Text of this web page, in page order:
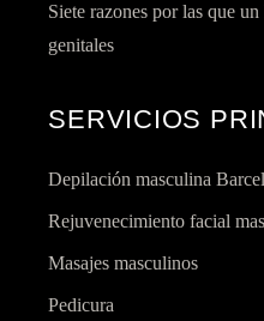
Siete razones por las que
genitales
SERVICIOS
Depilación masculina
Rejuvenecimiento facial
Masajes masculinos
Pedicura